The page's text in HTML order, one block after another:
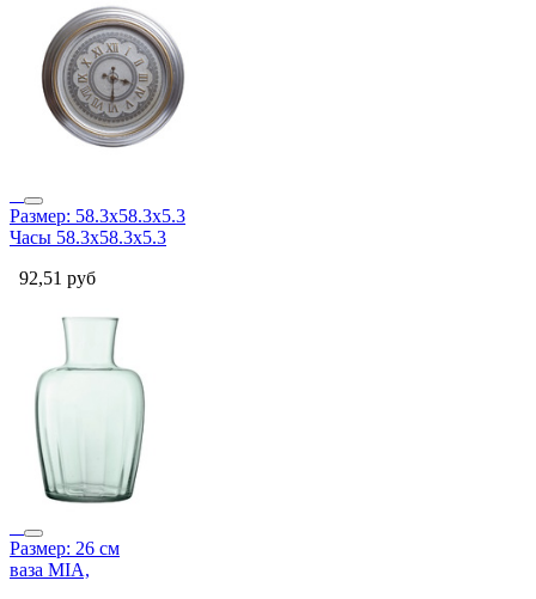
Размер: 58.3х58.3х5.3
Часы 58.3х58.3х5.3
92,51 руб
Размер: 26 см
ваза MIA,